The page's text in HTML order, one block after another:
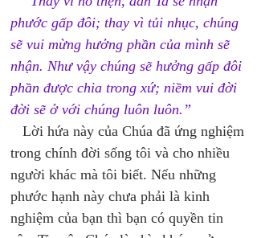
phước gấp đôi; thay vì tủi nhục, chúng
sẽ vui mừng hưởng phần của mình sẽ
nhận. Như vậy chúng sẽ hưởng gấp đôi
phần được chia trong xứ; niềm vui đời
đời sẽ ở với chúng luôn luôn.”
Lời hứa này của Chúa đã ứng nghiệm
trong chính đời sống tôi và cho nhiều
người khác mà tôi biết. Nếu những
phước hạnh này chưa phải là kinh
nghiệm của bạn thì bạn có quyền tin